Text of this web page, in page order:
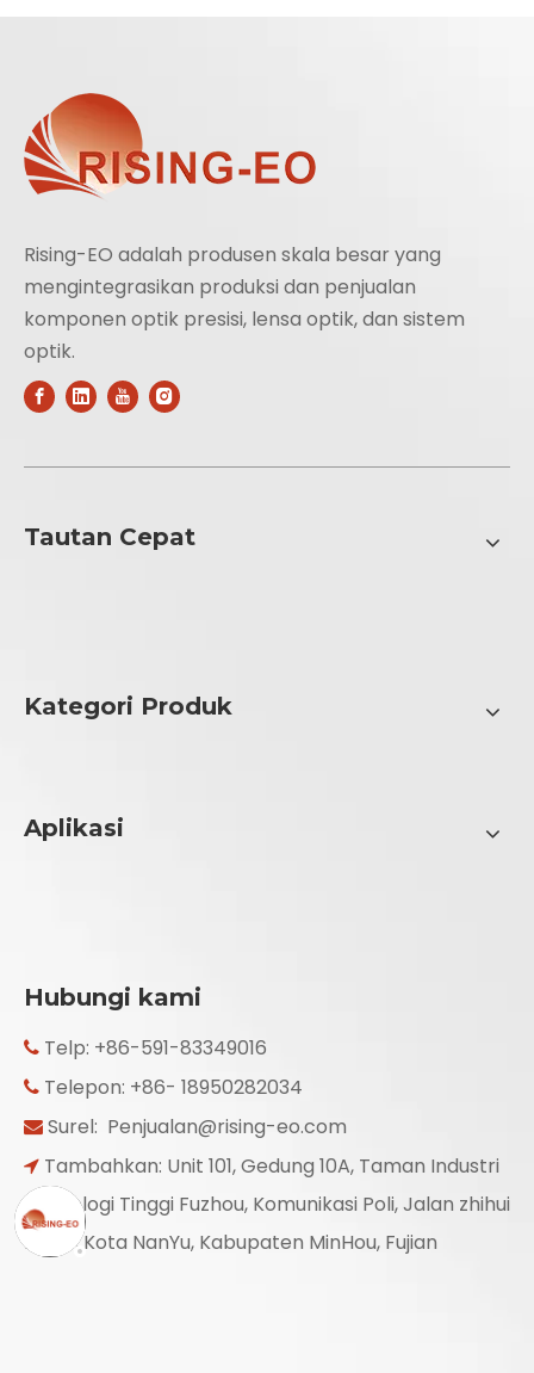
Rising-EO adalah produsen skala besar yang
mengintegrasikan produksi dan penjualan
komponen optik presisi, lensa optik, dan sistem
optik.
Tautan Cepat
Kategori Produk
Aplikasi
Hubungi kami
 Telp: +86-591-83349016
 Telepon: +86- 18950282034
 Surel: Penjualan@rising-eo.com
 Tambahkan: Unit 101, Gedung 10A, Taman Industri
Teknologi Tinggi Fuzhou, Komunikasi Poli, Jalan zhihui
No.20, Kota NanYu, Kabupaten MinHou, Fujian